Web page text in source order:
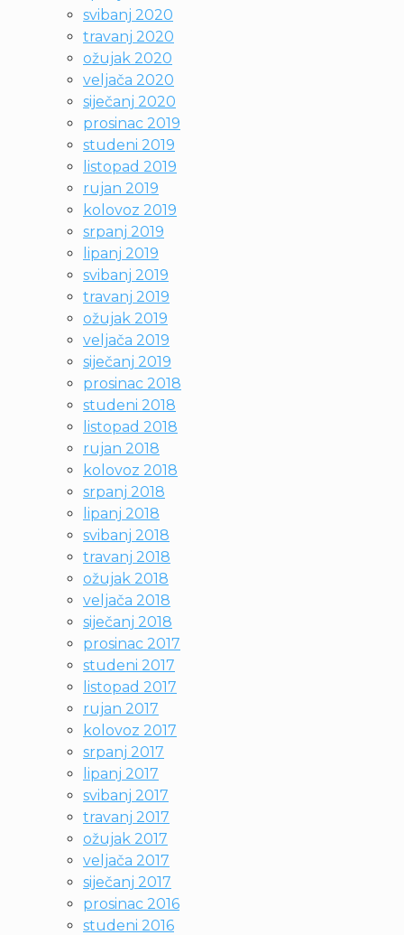
svibanj 2020
travanj 2020
ožujak 2020
veljača 2020
siječanj 2020
prosinac 2019
studeni 2019
listopad 2019
rujan 2019
kolovoz 2019
srpanj 2019
lipanj 2019
svibanj 2019
travanj 2019
ožujak 2019
veljača 2019
siječanj 2019
prosinac 2018
studeni 2018
listopad 2018
rujan 2018
kolovoz 2018
srpanj 2018
lipanj 2018
svibanj 2018
travanj 2018
ožujak 2018
veljača 2018
siječanj 2018
prosinac 2017
studeni 2017
listopad 2017
rujan 2017
kolovoz 2017
srpanj 2017
lipanj 2017
svibanj 2017
travanj 2017
ožujak 2017
veljača 2017
siječanj 2017
prosinac 2016
studeni 2016